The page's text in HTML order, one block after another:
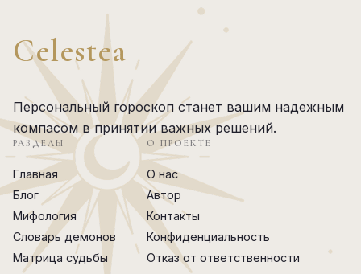
Celestea
Персональный гороскоп станет вашим надежным
компасом в принятии важных решений.
РАЗДЕЛЫ
Главная
Блог
Мифология
Словарь демонов
Матрица судьбы
О ПРОЕКТЕ
О нас
Автор
Контакты
Конфиденциальность
Отказ от ответственности